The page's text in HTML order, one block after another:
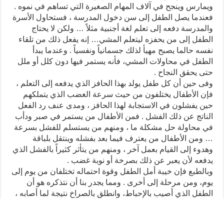
ويمارس وينجح في آلاف المهام الصغيرة التي تساهم في نموه .
فعندما يصل الطفل إلى سن دخول المدرسة ، فستحاول الأسرة
والمدرسة دفعه إلى تعلم لغة أجنبية مثلاً … ولكن لا يحتاج
الطفل إلى من يحفزه ليتعلم المشي… إنه يفعل ذلك من تلقاء
نفسه حالما يصبح مهيأ لذلك جسمانياً ونفسياً . وعندما يبدأ
الطفل في محاولات المشي، فأنه يستمر فيها دون كلل أو ملل
حتى يحقق النجاح .
وفى حين أن كل طفل يولد بهذا الحافز الذي يدفعه إلى التعلم ،
فإن الأطفال يختلفون من حيث سرعة الغضب الذي يتملكهم
حين يفشلون في الاستجابة لهذا الحافز ، ومدى عنف رد الفعل
الناتج عن ذلك الفشل . فمن الأطفال من يستمر في صبر ودأب
في محاولة حل مشكلة ما ، ومنهم من يستسلم للفشل بسرعة
… ومن الأطفال من يعترف فيما بعد بفشله وينتقل بلباقة
وهدوء إلى القيام بعمل آخر ، ومنهم من يتأثر كثيراً بالفشل الذي
يدفعه لأن يعبر عن ذلك بصرخة أو نوبة غضب .
وبالطبع فإن خيبة أمل الطفل وقوة احتماله تختلفان من يوم إلى
يوم، ومن مرحلة إلى أخرى . ومما يجدر بنا أن نتذكره هو أن
الطفل الذي أصيب بالإحباط، وانطلق بالصراخ نتيجة لما أصابه ،